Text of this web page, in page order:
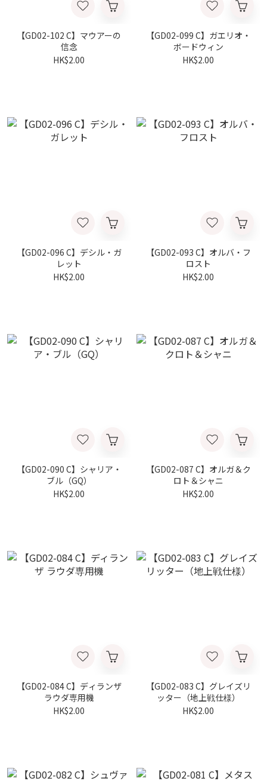
【GD02-102 C】マウアーの
信念
HK$2.00
【GD02-099 C】ガエリオ・
ボードウィン
HK$2.00
【GD02-096 C】デシル・ガ
レット
HK$2.00
【GD02-093 C】オルバ・フ
ロスト
HK$2.00
【GD02-090 C】シャリア・
ブル（GQ）
HK$2.00
【GD02-087 C】オルガ＆ク
ロト＆シャニ
HK$2.00
【GD02-084 C】ディランザ
ラウダ専用機
HK$2.00
【GD02-083 C】グレイズリ
ッター（地上戦仕様）
HK$2.00